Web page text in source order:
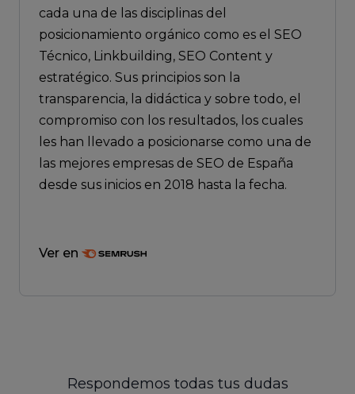
cada una de las disciplinas del
posicionamiento orgánico como es el SEO
Técnico, Linkbuilding, SEO Content y
estratégico. Sus principios son la
transparencia, la didáctica y sobre todo, el
compromiso con los resultados, los cuales
les han llevado a posicionarse como una de
las mejores empresas de SEO de España
desde sus inicios en 2018 hasta la fecha.
Ver en
Respondemos todas tus dudas